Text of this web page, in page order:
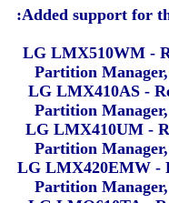
LG LMX510WM -
Partition
LG LMX410AS -
Partition
LG LMX410UM -
Partition
LG LMX420EMW -
Partition